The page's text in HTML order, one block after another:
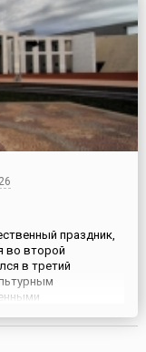
праздник,
во второй
в третий
Австралийской